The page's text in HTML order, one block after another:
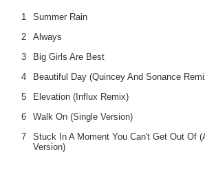
1
Summer Rain
2
Always
3
Big Girls Are Best
4
Beautiful Day (Quincey And Sonance
5
Elevation (Influx Remix)
6
Walk On (Single Version)
7
Stuck In A Moment You Can't Get Out Of
Version)